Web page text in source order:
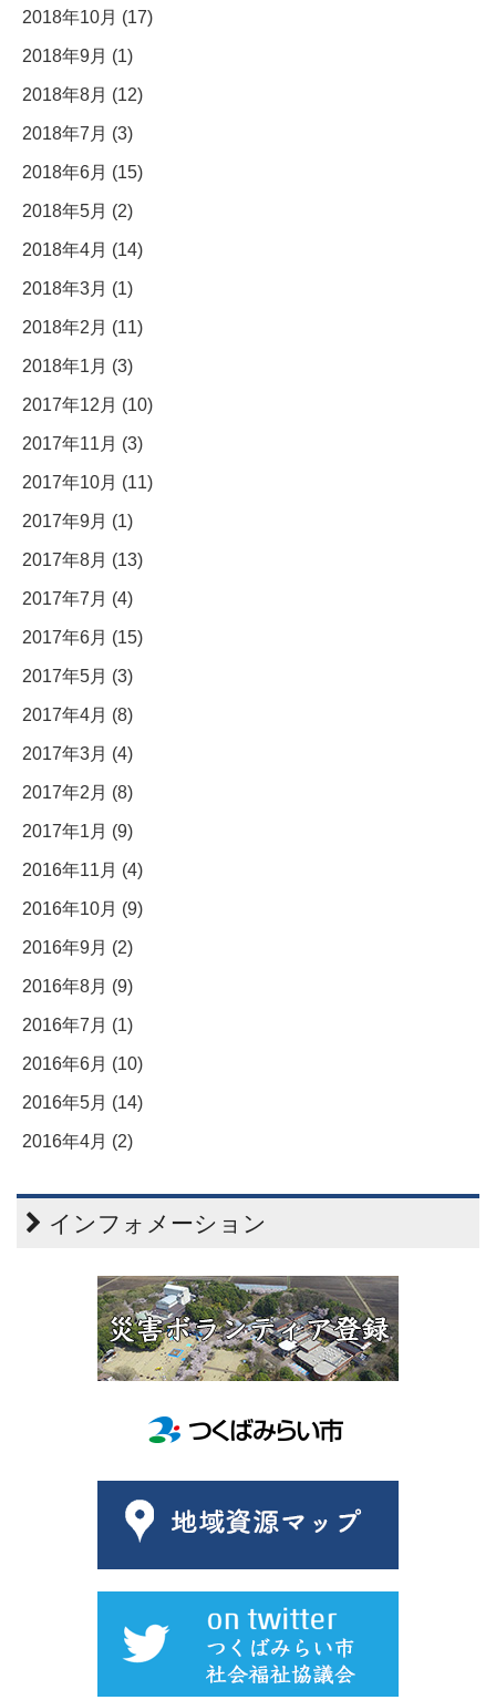
2018年10月 (17)
2018年9月 (1)
2018年8月 (12)
2018年7月 (3)
2018年6月 (15)
2018年5月 (2)
2018年4月 (14)
2018年3月 (1)
2018年2月 (11)
2018年1月 (3)
2017年12月 (10)
2017年11月 (3)
2017年10月 (11)
2017年9月 (1)
2017年8月 (13)
2017年7月 (4)
2017年6月 (15)
2017年5月 (3)
2017年4月 (8)
2017年3月 (4)
2017年2月 (8)
2017年1月 (9)
2016年11月 (4)
2016年10月 (9)
2016年9月 (2)
2016年8月 (9)
2016年7月 (1)
2016年6月 (10)
2016年5月 (14)
2016年4月 (2)
インフォメーション